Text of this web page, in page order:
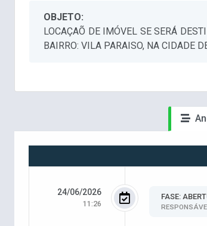
OBJETO:
LOCAÇAÕ DE IMÓVEL SE SERÁ
BAIRRO: VILA PARAISO, NA CIDADE
24/06/2026
11:26
FASE: